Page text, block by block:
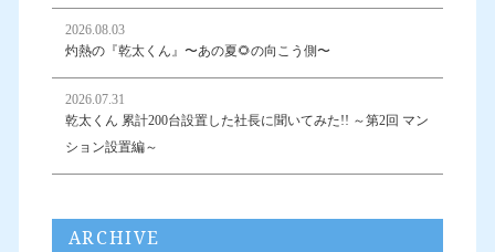
2026.08.03
灼熱の『乾太くん』〜あの夏🌻の向こう側〜
2026.07.31
乾太くん 累計200台設置した社長に聞いてみた!! ～第2回 マン
ション設置編～
ARCHIVE